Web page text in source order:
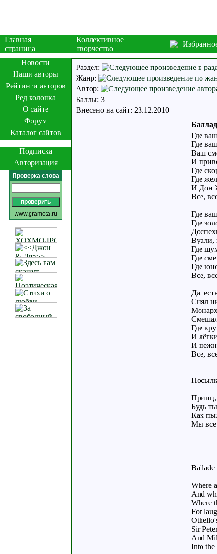
Главная
страница
Коллективное
творчество
Новости
Наши авторы
Рейтинги авторов
Ред колонка
О сайте
Форум
Каталог сайтов
Подписка
Авторизация
Проверка слова
www.gramota.ru
Раздел:
Жанр:
Автор:
Баллы: 3
Внесено на сайт: 23.12.2010
Где
Где
Ваш
И
Где
Где
И Дон
Все,
Где
Где
Вуали,
Где
Где
Где
Все,
Да,
Снял
Где
И
И
Все,
Принц,
Будь
Как
Мы все
Ballade
Where
And
Where
For
Sir
And
Into the